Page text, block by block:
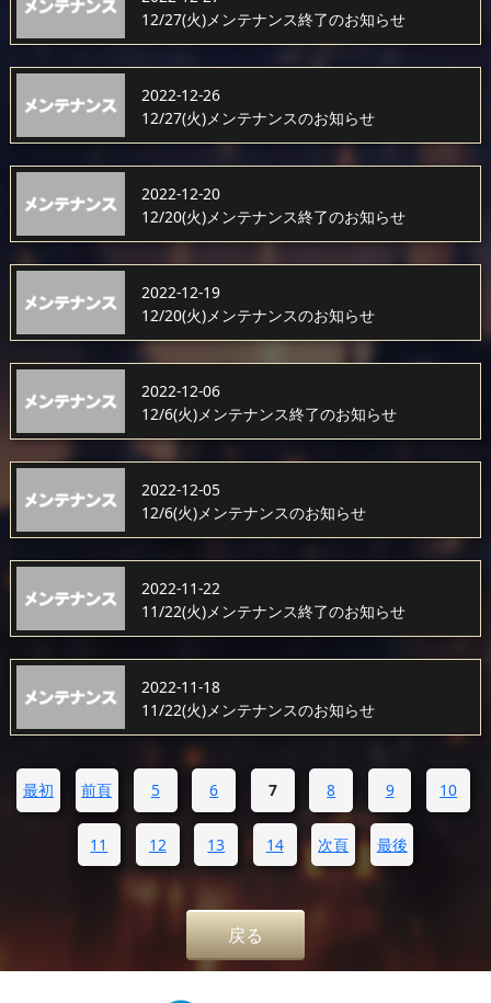
12/27(火)メンテナンス終了のお知らせ
2022-12-26
12/27(火)メンテナンスのお知らせ
2022-12-20
12/20(火)メンテナンス終了のお知らせ
2022-12-19
12/20(火)メンテナンスのお知らせ
2022-12-06
12/6(火)メンテナンス終了のお知らせ
2022-12-05
12/6(火)メンテナンスのお知らせ
2022-11-22
11/22(火)メンテナンス終了のお知らせ
2022-11-18
11/22(火)メンテナンスのお知らせ
最初 前頁 5 6 7 8 9 10
11 12 13 14 次頁 最後
戻る